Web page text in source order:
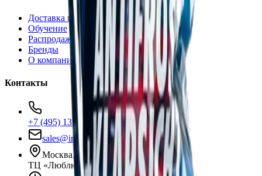
Доставка и оплата
Обучение
Распродажа
Бренды
О компании
Контакты
+7 (495) 135-35-99
sales@insafe.ru
Москва, Люблинская ул., 153.
ТЦ «Люблю Молл», -1 уровень